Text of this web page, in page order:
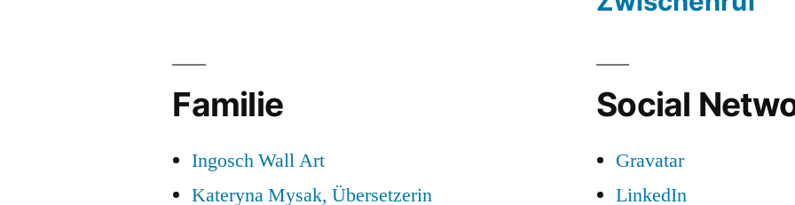
Familie
Ingosch Wall Art
Kateryna Mysak, Übersetzerin
Social
Gravatar
LinkedIn